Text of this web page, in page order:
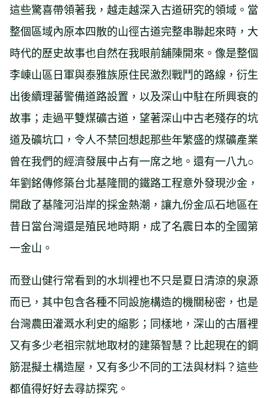
這些驚喜帶領著我，越走越深入古道研究的領域。當
整個區域內原本四散的山徑古道完整串聯起來時，大
時代的歷史故事也自然在我眼前舖陳開來。像是整個
李崠山區日軍與泰雅族原住民激烈戰鬥的路線，衍生
出後續理蕃警備道路設置，以及深山中駐在所興衰的
故事；走過平雙煤礦古道，望著深山中古老殘存的坑
道及礦坑口，令人不禁回想起那些年繁盛的煤礦產業
曾在我們的經濟發展中占有一席之地。還有一八九○
年劉銘傳修築台北基隆間的鐵路工程意外發現沙金，
開啟了基隆河沿岸的採金熱潮，讓九份金瓜石地區在
昔日當台灣還是殖民地時期，成了名震日本的全國第
一金山。
而登山健行常看到的水圳裡也不只是夏日清涼的泉源
而已，其中包含各種不同設施構造的機關秘密，也是
台灣農田灌溉水利史的縮影；同樣地，深山的古厝裡
又有多少老祖宗就地取材的建築智慧？比起現在的鋼
筋混擬土構造屋，又有多少不同的工法與材料？這些
都值得好好去尋訪探究。